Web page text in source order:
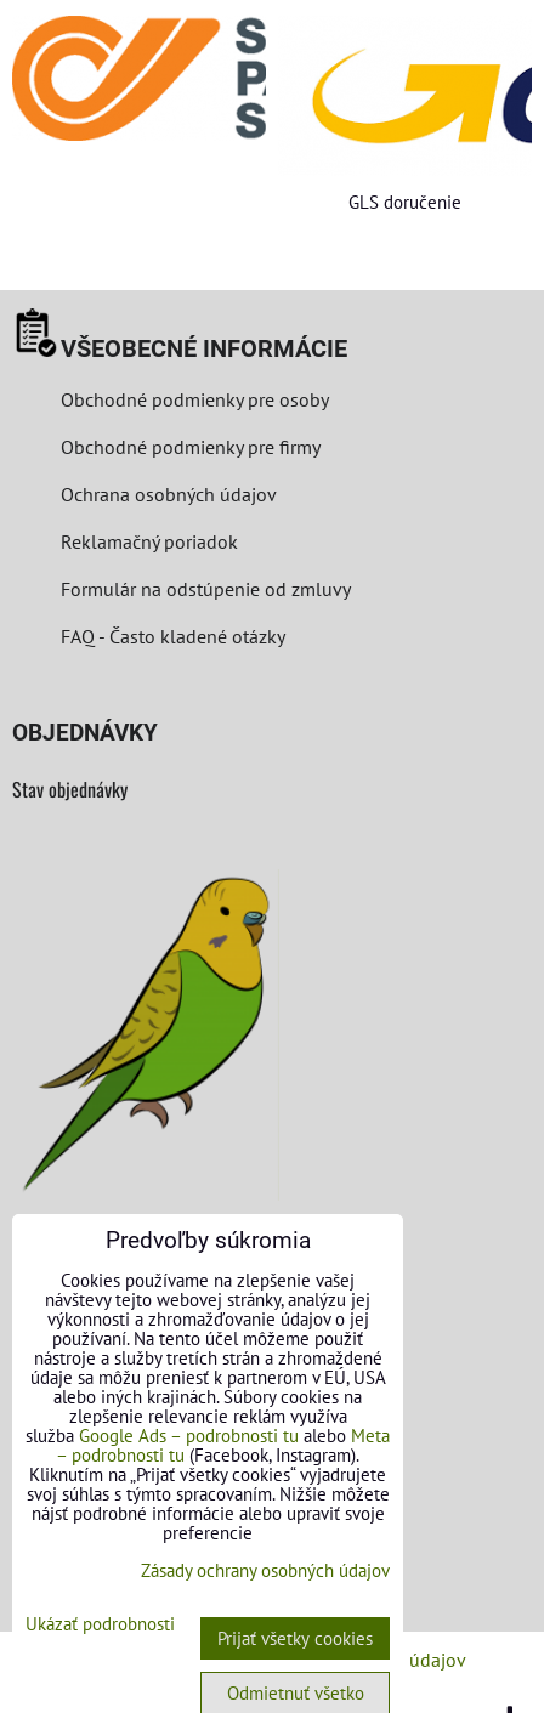
GLS doručenie
VŠEOBECNÉ INFORMÁCIE
Obchodné podmienky pre osoby
Obchodné podmienky pre firmy
Ochrana osobných údajov
Reklamačný poriadok
Formulár na odstúpenie od zmluvy
FAQ - Často kladené otázky
OBJEDNÁVKY
Stav objednávky
KONTAKTNÉ ÚDAJE
O nás
Kontakt
Požičovňa náradia
Názory našich zákazníkov
Mapa stránok
SLEDUJTE NÁS
Facebook
Zásady ochrany osobných údajov
Predvoľby súkromia
Cookies používame na zlepšenie vašej
návštevy tejto webovej stránky, analýzu jej
výkonnosti a zhromažďovanie údajov o jej
používaní. Na tento účel môžeme použiť
nástroje a služby tretích strán a zhromaždené
údaje sa môžu preniesť k partnerom v EÚ, USA
alebo iných krajinách. Súbory cookies na
zlepšenie relevancie reklám využíva
služba Google Ads – podrobnosti tu alebo Meta
– podrobnosti tu (Facebook, Instagram).
Kliknutím na „Prijať všetky cookies“ vyjadrujete
svoj súhlas s týmto spracovaním. Nižšie môžete
nájsť podrobné informácie alebo upraviť svoje
preferencie
Zásady ochrany osobných údajov
Ukázať podrobnosti
Prijať všetky cookies
Odmietnuť všetko